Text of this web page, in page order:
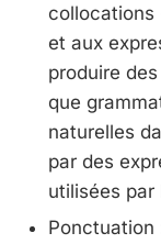
collocations
et aux
produire
que
naturelles
par des
utilisées
Ponctuation